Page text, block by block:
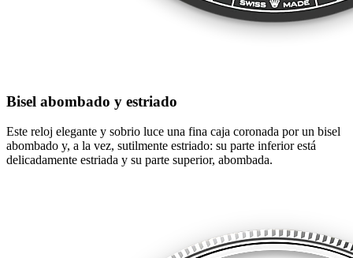
Bisel abombado y estriado
Este reloj elegante y sobrio luce una fina caja coronada por un bisel
abombado y, a la vez, sutilmente estriado: su parte inferior está
delicadamente estriada y su parte superior, abombada.